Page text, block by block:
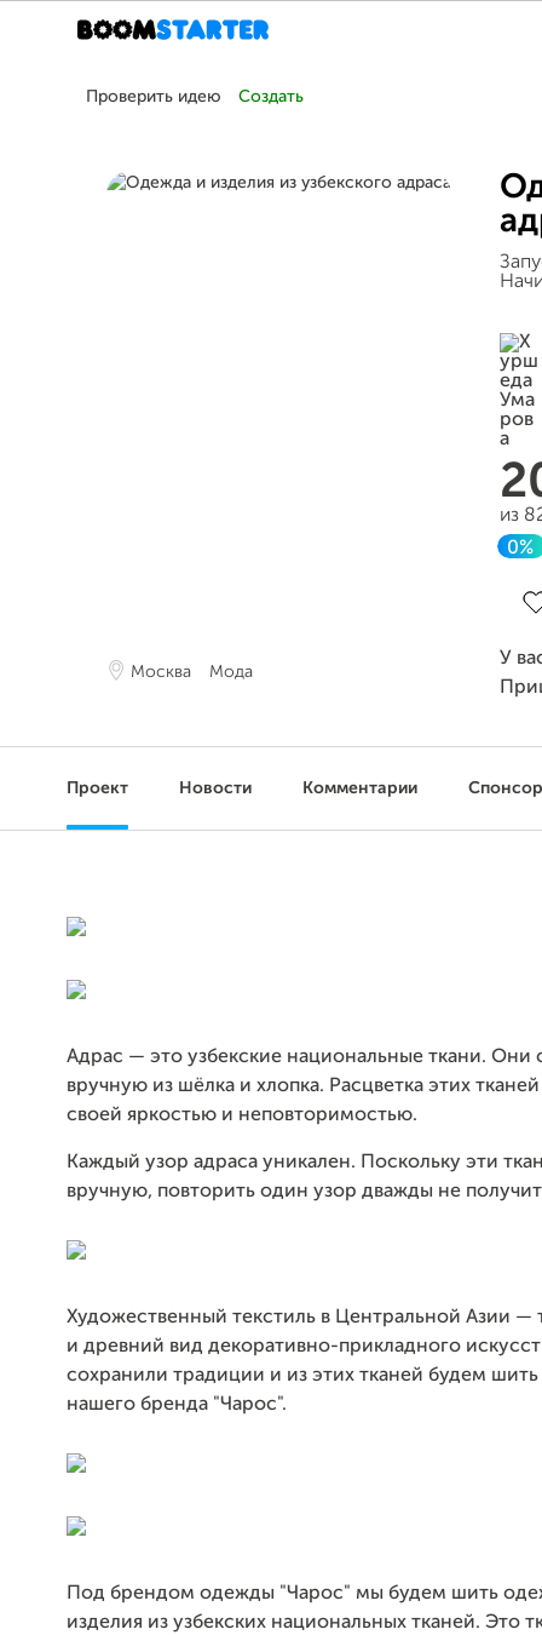
Проверить идею Создать
Москва Мода
из
0%
У
Проект Новости Комментарии
Адрас — это узбекские национальные ткани. Они
вручную из шёлка и хлопка. Расцветка этих
своей яркостью и неповторимостью.
Каждый узор адраса уникален. Поскольку эти
вручную, повторить один узор дважды не
Художественный текстиль в Центральной Азии
и древний вид декоративно-прикладного
сохранили традиции и из этих тканей будем
нашего бренда "Чарос".
Под брендом одежды "Чарос" мы будем шить
изделия из узбекских национальных тканей. Это